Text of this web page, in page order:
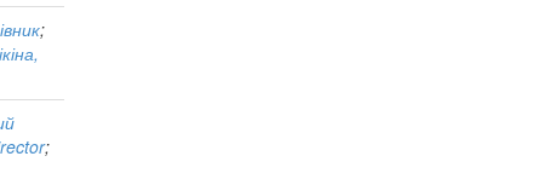
;
;